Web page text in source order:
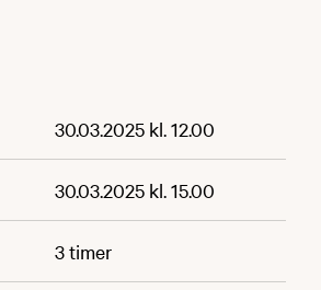
30.03.2025 kl. 12.00
30.03.2025 kl. 15.00
3 timer